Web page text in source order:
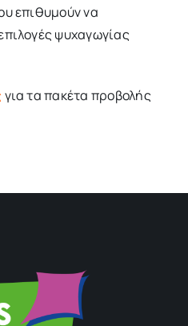
επιθυμούν να
ψυχαγωγίας
για τα πακέτα προβολής